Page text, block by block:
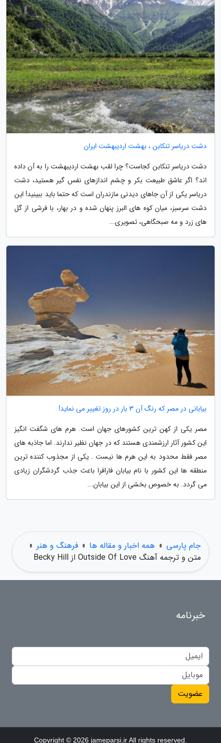
دشت دریاسر تنکابن ، بهشت اردیبهشت ایران
دشت دریاسر تنکابن کجاست؟ چرا لقب بهشت اردیبهشت را به آن داده
اند؟ اگر عاشق طبیعت بکر و چشم اندازهای نفس گیر هستید، دشت
دریاسر یکی از آن جاهای دیدنی مازندران است که حتما باید ببینید! این
دشت سرسبز، میان کوه های البرز پنهان شده و در بهار، با فرشی از گل
های زرد و مه صبحگاهی، تصویری...
بیابانی در مصر که رنگ آن 3 بار در روز تغییر می نماید!
مصر یکی از کهن ترین کشورهای جهان است. هرم های شگفت انگیز
این کشور آثار ارزشمندی هستند که در جهان نظیر ندارند. اما جاذبه های
مصر فقط محدود به این هرم ها نیست . یکی از مجذوب کننده ترین
منطقه ها این کشور با نام بیابان فارافرا باعث جذب گردشگران زیادی
می گردد. به خصوص بخشی از این بیابان...
جام پارسی » همه اخبار و مقاله ها » فرهنگ و هنر »
متن و ترجمه آهنگ Outside Of Love از Becky Hill
خبرنامه
عضویت
Copyright © 2026 jameparsi.ir All rights reserved.